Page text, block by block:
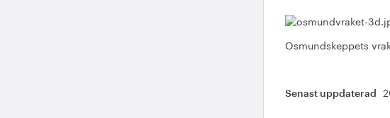
Osmundskeppets
Senast uppdaterad